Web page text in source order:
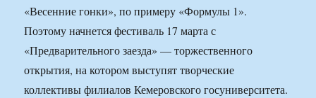
«Весенние гонки», по примеру «Формулы 1».
Поэтому начнется фестиваль 17 марта с
«Предварительного заезда» — торжественного
открытия, на котором выступят творческие
коллективы филиалов Кемеровского госуниверситета.